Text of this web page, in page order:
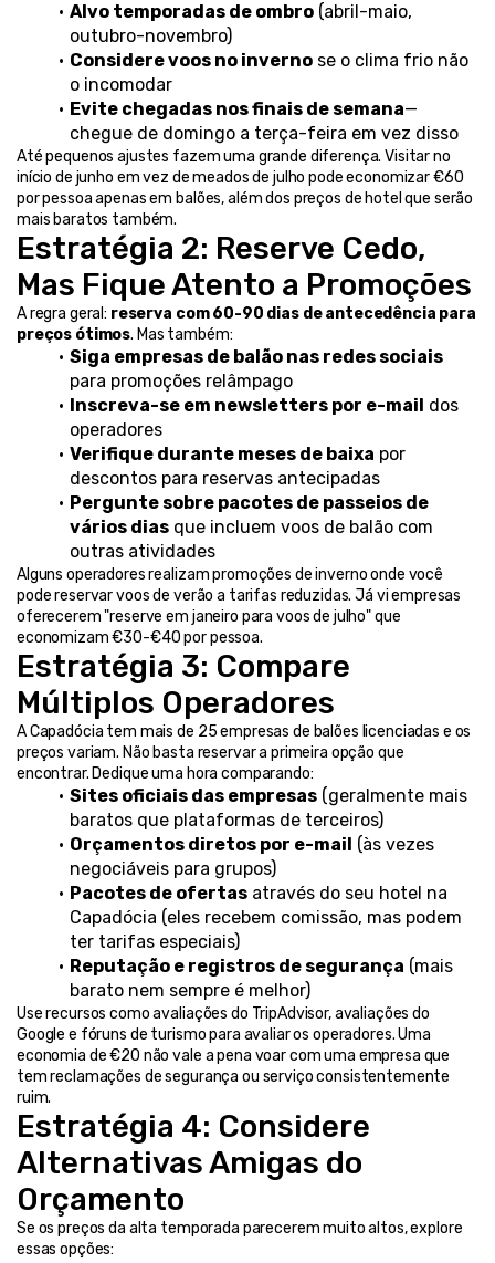
Alvo temporadas de ombro (abril-maio,
outubro-novembro)
Considere voos no inverno se o clima frio não
o incomodar
Evite chegadas nos finais de semana—
chegue de domingo a terça-feira em vez disso
Até pequenos ajustes fazem uma grande diferença. Visitar no
início de junho em vez de meados de julho pode economizar €60
por pessoa apenas em balões, além dos preços de hotel que serão
mais baratos também.
Estratégia 2: Reserve Cedo,
Mas Fique Atento a Promoções
A regra geral: reserva com 60-90 dias de antecedência para
preços ótimos. Mas também:
Siga empresas de balão nas redes sociais
para promoções relâmpago
Inscreva-se em newsletters por e-mail dos
operadores
Verifique durante meses de baixa por
descontos para reservas antecipadas
Pergunte sobre pacotes de passeios de
vários dias que incluem voos de balão com
outras atividades
Alguns operadores realizam promoções de inverno onde você
pode reservar voos de verão a tarifas reduzidas. Já vi empresas
oferecerem "reserve em janeiro para voos de julho" que
economizam €30-€40 por pessoa.
Estratégia 3: Compare
Múltiplos Operadores
A Capadócia tem mais de 25 empresas de balões licenciadas e os
preços variam. Não basta reservar a primeira opção que
encontrar. Dedique uma hora comparando:
Sites oficiais das empresas (geralmente mais
baratos que plataformas de terceiros)
Orçamentos diretos por e-mail (às vezes
negociáveis para grupos)
Pacotes de ofertas através do seu hotel na
Capadócia (eles recebem comissão, mas podem
ter tarifas especiais)
Reputação e registros de segurança (mais
barato nem sempre é melhor)
Use recursos como avaliações do TripAdvisor, avaliações do
Google e fóruns de turismo para avaliar os operadores. Uma
economia de €20 não vale a pena voar com uma empresa que
tem reclamações de segurança ou serviço consistentemente
ruim.
Estratégia 4: Considere
Alternativas Amigas do
Orçamento
Se os preços da alta temporada parecerem muito altos, explore
essas opções: